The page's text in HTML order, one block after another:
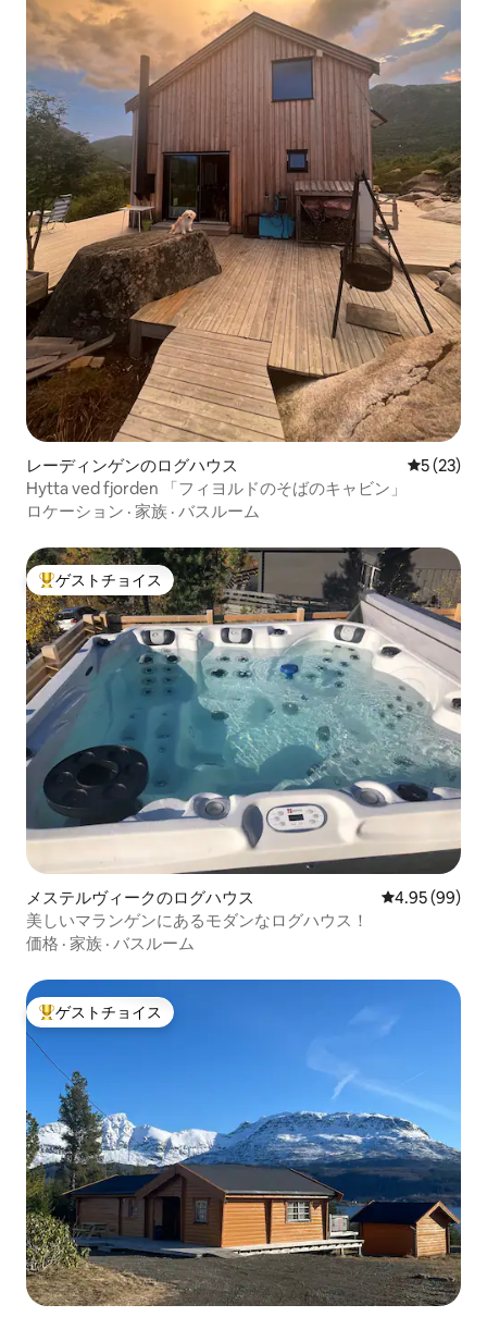
レーディンゲンのログハウス レビュー
5 (23)
Hytta ved fjorden 「フィヨルドのそばのキャビン」
ロケーション · 家族 · バスルーム
大好評のゲストチョイスです。
ゲストチョイス
メステルヴィークのログハウス レビュー99
4.95 (99)
美しいマランゲンにあるモダンなログハウス！
価格 · 家族 · バスルーム
大好評のゲストチョイスです。
ゲストチョイス